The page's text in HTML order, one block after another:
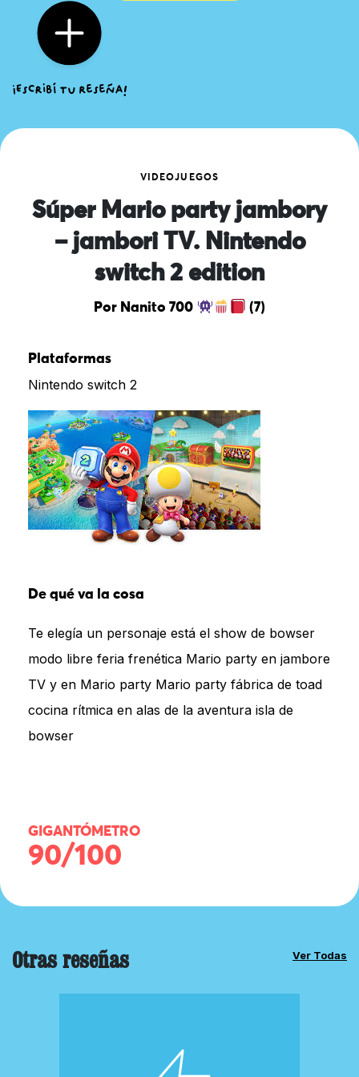
VIDEOJUEGOS
Súper Mario party jambory
– jambori TV. Nintendo
switch 2 edition
Por Nanito 700 (7)
Plataformas
Nintendo switch 2
De qué va la cosa
Te elegía un personaje está el show de bowser
modo libre feria frenética Mario party en jambore
TV y en Mario party Mario party fábrica de toad
cocina rítmica en alas de la aventura isla de
bowser
GIGANTÓMETRO
90/100
Otras reseñas Ver Todas